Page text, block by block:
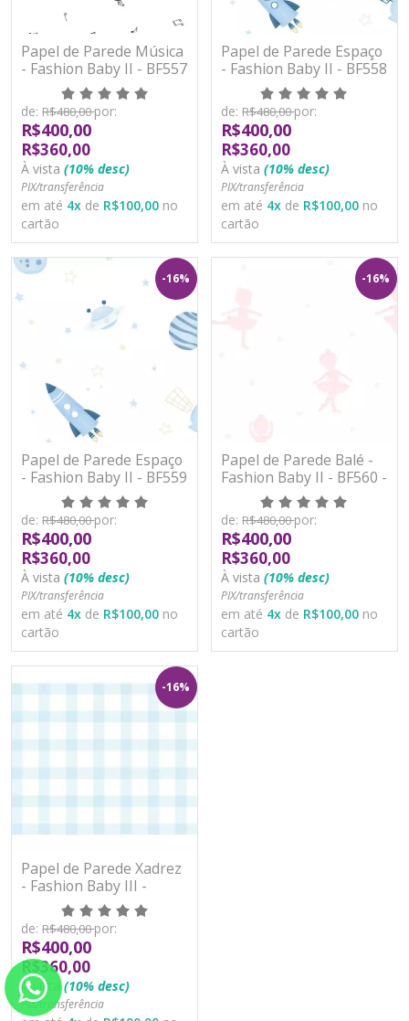
Papel de Parede Música
- Fashion Baby II - BF557
- Vinílico
de: R$480,00por:
R$400,00
R$360,00
À vista (10% desc)
PIX/transferência
em até 4x de R$100,00 no
cartão
Papel de Parede Espaço
- Fashion Baby II - BF558
- Vinílico
de: R$480,00por:
R$400,00
R$360,00
À vista (10% desc)
PIX/transferência
em até 4x de R$100,00 no
cartão
-16%
Papel de Parede Espaço
- Fashion Baby II - BF559
- Vinílico
de: R$480,00por:
R$400,00
R$360,00
À vista (10% desc)
PIX/transferência
em até 4x de R$100,00 no
cartão
-16%
Papel de Parede Balé -
Fashion Baby II - BF560 -
Vinílico
de: R$480,00por:
R$400,00
R$360,00
À vista (10% desc)
PIX/transferência
em até 4x de R$100,00 no
cartão
-16%
Papel de Parede Xadrez
- Fashion Baby III -
BF606 - Vinílico
de: R$480,00por:
R$400,00
R$360,00
À vista(10% desc)
PIX/transferência